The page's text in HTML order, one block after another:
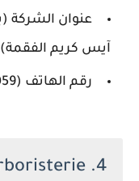
آيس كريم الفقمة)
رقم الهاتف (07702985059)
4. CAILLEAU Herboristerie